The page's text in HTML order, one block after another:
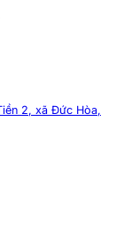
2, xã Đức Hòa,